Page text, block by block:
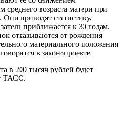
среднего возраста матери при
приводят статистику,
приближается к 30 годам.
отказываются от рождения
материального положения
в законопроекте.
в 200 тысяч рублей будет
ТАСС.